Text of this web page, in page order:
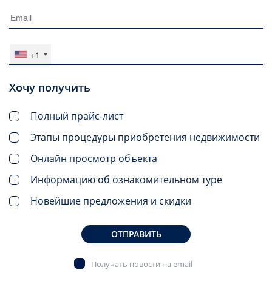
+1
Хочу получить
Полный прайс-лист
Этапы процедуры приобретения недвижимости
Онлайн просмотр объекта
Информацию об ознакомительном туре
Новейшие предложения и скидки
ОТПРАВИТЬ
Получать новости на email